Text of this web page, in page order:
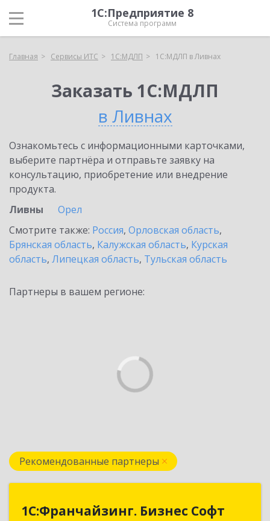
1С:Предприятие 8
Система программ
Главная Сервисы ИТС 1С:МДЛП 1С:МДЛП в Ливнах
Заказать 1С:МДЛП
в Ливнах
Ознакомьтесь с информационными карточками,
выберите партнёра и отправьте заявку на
консультацию, приобретение или внедрение
продукта.
Ливны
Орел
Смотрите также: Россия, Орловская область,
Брянская область, Калужская область, Курская
область, Липецкая область, Тульская область
Партнеры в вашем регионе:
Рекомендованные партнеры
1C:Франчайзинг. Бизнес Софт
1C:Франчайзинг. Бизнес Софт